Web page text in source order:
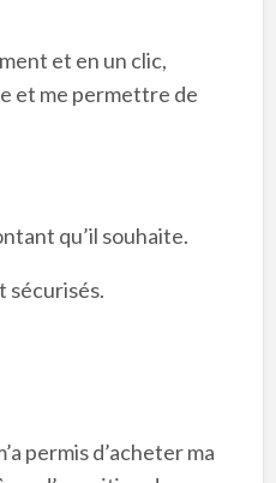
et en un clic,
et me permettre de
qu’il souhaite.
sécurisés.
permis d’acheter ma